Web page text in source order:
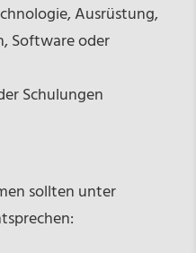
Ausrüstung,
Software oder
Schulungen
sollten unter